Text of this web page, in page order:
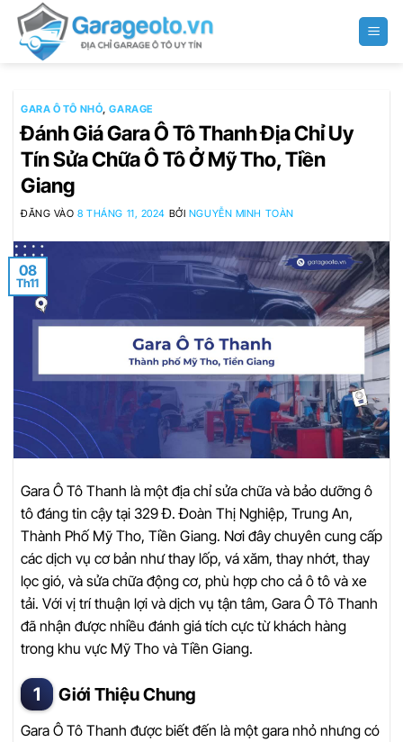
qua
GARA Ô TÔ NHỎ,GARAGE
Đánh Giá Gara Ô Tô Thanh Địa Chỉ Uy
Tín Sửa Chữa Ô Tô Ở Mỹ Tho, Tiền
Giang
ĐĂNG VÀO8 THÁNG 11, 2024 BỞI NGUYỄN MINH TOÀN
08
Th11
Gara Ô Tô Thanh là một địa chỉ sửa chữa và bảo dưỡng ô
tô đáng tin cậy tại 329 Đ. Đoàn Thị Nghiệp, Trung An,
Thành Phố Mỹ Tho, Tiền Giang. Nơi đây chuyên cung cấp
các dịch vụ cơ bản như thay lốp, vá xăm, thay nhớt, thay
lọc gió, và sửa chữa động cơ, phù hợp cho cả ô tô và xe
tải. Với vị trí thuận lợi và dịch vụ tận tâm, Gara Ô Tô Thanh
đã nhận được nhiều đánh giá tích cực từ khách hàng
trong khu vực Mỹ Tho và Tiền Giang.
Giới Thiệu Chung
Gara Ô Tô Thanh được biết đến là một gara nhỏ nhưng có